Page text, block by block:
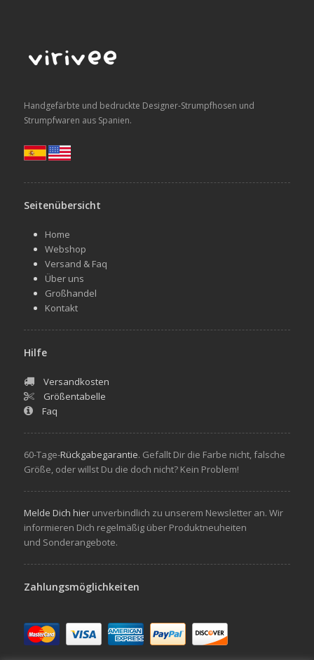
Handgefärbte und bedruckte Designer-Strumpfhosen und
Strumpfwaren aus Spanien.
Seitenübersicht
Home
Webshop
Versand & Faq
Über uns
Großhandel
Kontakt
Hilfe
Versandkosten
Größentabelle
Faq
60-Tage-Rückgabegarantie. Gefallt Dir die Farbe nicht, falsche
Größe, oder willst Du die doch nicht? Kein Problem!
Melde Dich hierunverbindlich zu unserem Newsletter an. Wir
informieren Dich regelmäßig über Produktneuheiten
und Sonderangebote.
Zahlungsmöglichkeiten